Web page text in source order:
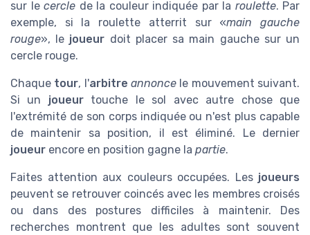
sur le cercle de la couleur indiquée par la roulette. Par
exemple, si la roulette atterrit sur «main gauche
rouge», le joueur doit placer sa main gauche sur un
cercle rouge.
Chaque tour, l'arbitre annonce le mouvement suivant.
Si un joueurtouche le sol avec autre chose que
l'extrémité de son corps indiquée ou n'est plus capable
de maintenir sa position, il est éliminé. Le dernier
joueur encore en position gagne la partie.
Faites attention aux couleurs occupées. Les joueurs
peuvent se retrouver coincés avec les membres croisés
ou dans des postures difficiles à maintenir. Des
recherches montrent que les adultes sont souvent